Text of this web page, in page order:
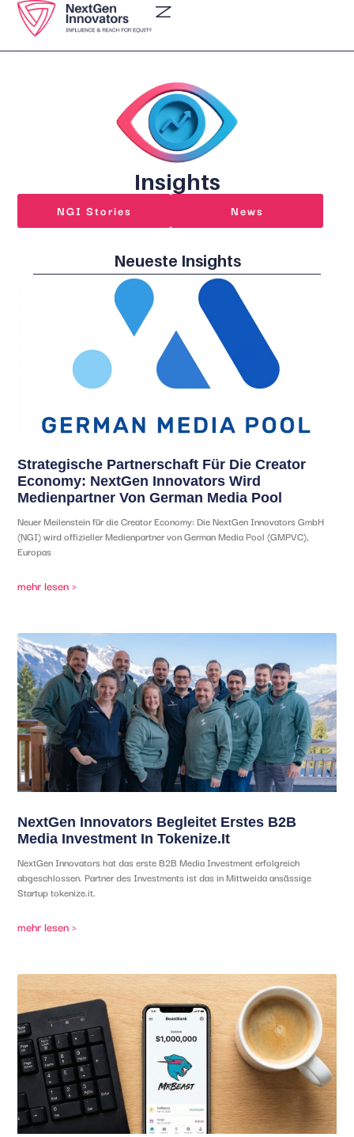
Insights
NGI Stories News
Neueste Insights
Strategische Partnerschaft Für Die Creator
Economy: NextGen Innovators Wird
Medienpartner Von German Media Pool
Neuer Meilenstein für die Creator Economy: Die NextGen Innovators GmbH
(NGI) wird offizieller Medienpartner von German Media Pool (GMPVC),
Europas
mehr lesen >
NextGen Innovators Begleitet Erstes B2B
Media Investment In Tokenize.it
NextGen Innovators hat das erste B2B Media Investment erfolgreich
abgeschlossen. Partner des Investments ist das in Mittweida ansässige
Startup tokenize.it.
mehr lesen >